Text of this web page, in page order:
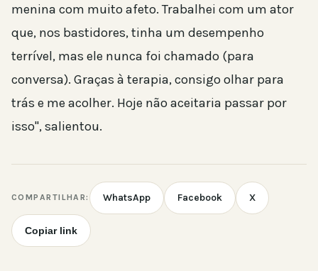
menina com muito afeto. Trabalhei com um ator
que, nos bastidores, tinha um desempenho
terrível, mas ele nunca foi chamado (para
conversa). Graças à terapia, consigo olhar para
trás e me acolher. Hoje não aceitaria passar por
isso", salientou.
COMPARTILHAR: WhatsApp Facebook X
Copiar link